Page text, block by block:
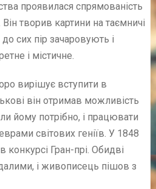
проявилася спрямованість
Він творив картини на таємничі
сих пір зачаровують і
і містичне.
вирішує вступити в
він отримав можливість
йому потрібно, і працювати
світових геніїв. У 1848
конкурсі Гран-прі. Обидві
і живописець пішов з